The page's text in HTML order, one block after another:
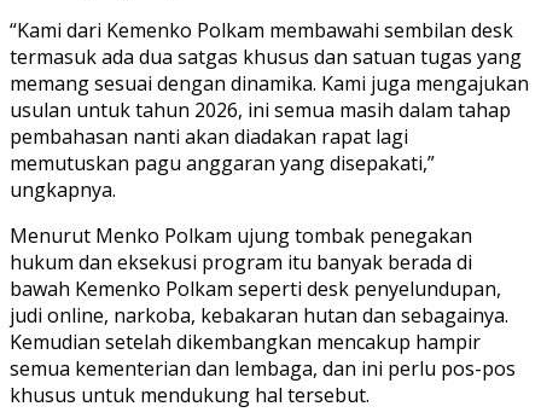
“Kami dari Kemenko Polkam membawahi sembilan desk
termasuk ada dua satgas khusus dan satuan tugas yang
memang sesuai dengan dinamika. Kami juga mengajukan
usulan untuk tahun 2026, ini semua masih dalam tahap
pembahasan nanti akan diadakan rapat lagi
memutuskan pagu anggaran yang disepakati,”
ungkapnya.
Menurut Menko Polkam ujung tombak penegakan
hukum dan eksekusi program itu banyak berada di
bawah Kemenko Polkam seperti desk penyelundupan,
judi online, narkoba, kebakaran hutan dan sebagainya.
Kemudian setelah dikembangkan mencakup hampir
semua kementerian dan lembaga, dan ini perlu pos-pos
khusus untuk mendukung hal tersebut.